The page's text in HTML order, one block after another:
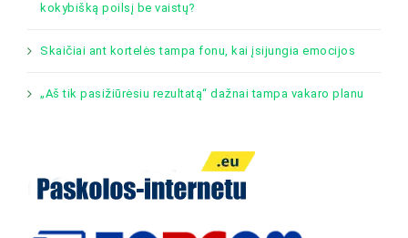
kokybišką poilsį be vaistų?
Skaičiai ant kortelės tampa fonu, kai įsijungia emocijos
„Aš tik pasižiūrėsiu rezultatą“ dažnai tampa vakaro planu